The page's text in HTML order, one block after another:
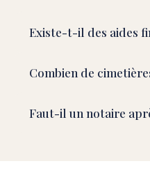
Existe-t-il des aides
Combien de
Faut-il un notaire